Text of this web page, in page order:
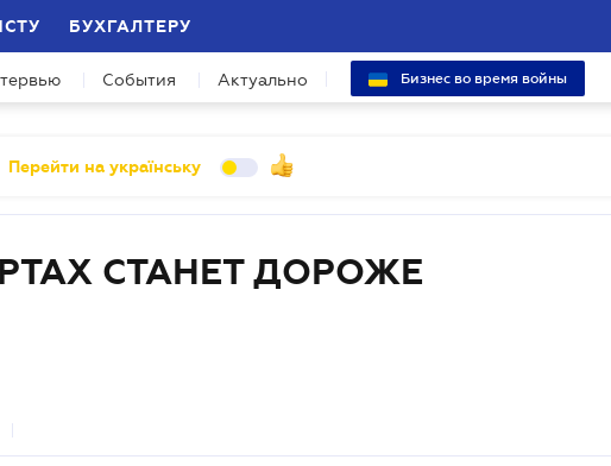
БУХГАЛТЕРУ
События Актуально Бизнес во время войны
Перейти на українську
СТАНЕТ ДОРОЖЕ